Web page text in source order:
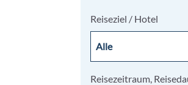
Reiseziel / Hotel
Reisezeitraum,